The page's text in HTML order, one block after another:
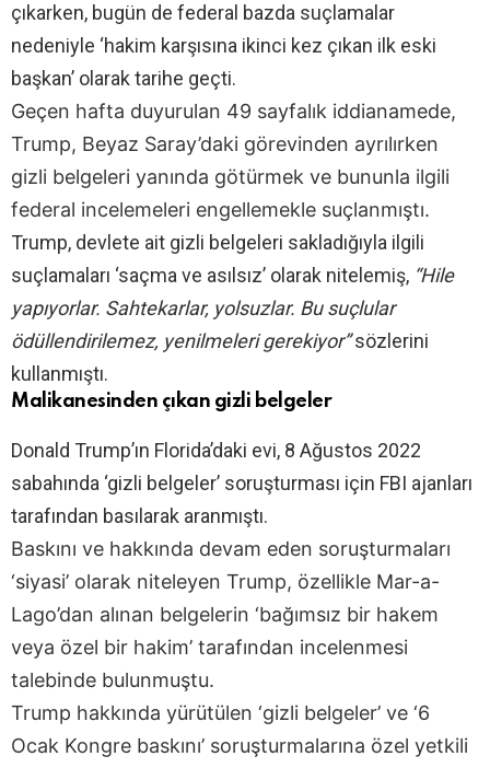
çıkarken, bugün de federal bazda suçlamalar
nedeniyle ‘hakim karşısına ikinci kez çıkan ilk eski
başkan’ olarak tarihe geçti.
Geçen hafta duyurulan 49 sayfalık iddianamede,
Trump, Beyaz Saray’daki görevinden ayrılırken
gizli belgeleri yanında götürmek ve bununla ilgili
federal incelemeleri engellemekle suçlanmıştı.
Trump, devlete ait gizli belgeleri sakladığıyla ilgili
suçlamaları ‘saçma ve asılsız’ olarak nitelemiş, “Hile
yapıyorlar. Sahtekarlar, yolsuzlar. Bu suçlular
ödüllendirilemez, yenilmeleri gerekiyor”sözlerini
kullanmıştı.
Malikanesinden çıkan gizli belgeler
Donald Trump’ın Florida’daki evi, 8 Ağustos 2022
sabahında ‘gizli belgeler’ soruşturması için FBI ajanları
tarafından basılarak aranmıştı.
Baskını ve hakkında devam eden soruşturmaları
‘siyasi’ olarak niteleyen Trump, özellikle Mar-a-
Lago’dan alınan belgelerin ‘bağımsız bir hakem
veya özel bir hakim’ tarafından incelenmesi
talebinde bulunmuştu.
Trump hakkında yürütülen ‘gizli belgeler’ ve ‘6
Ocak Kongre baskını’ soruşturmalarına özel yetkili